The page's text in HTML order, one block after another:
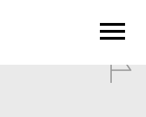
CAT
中文